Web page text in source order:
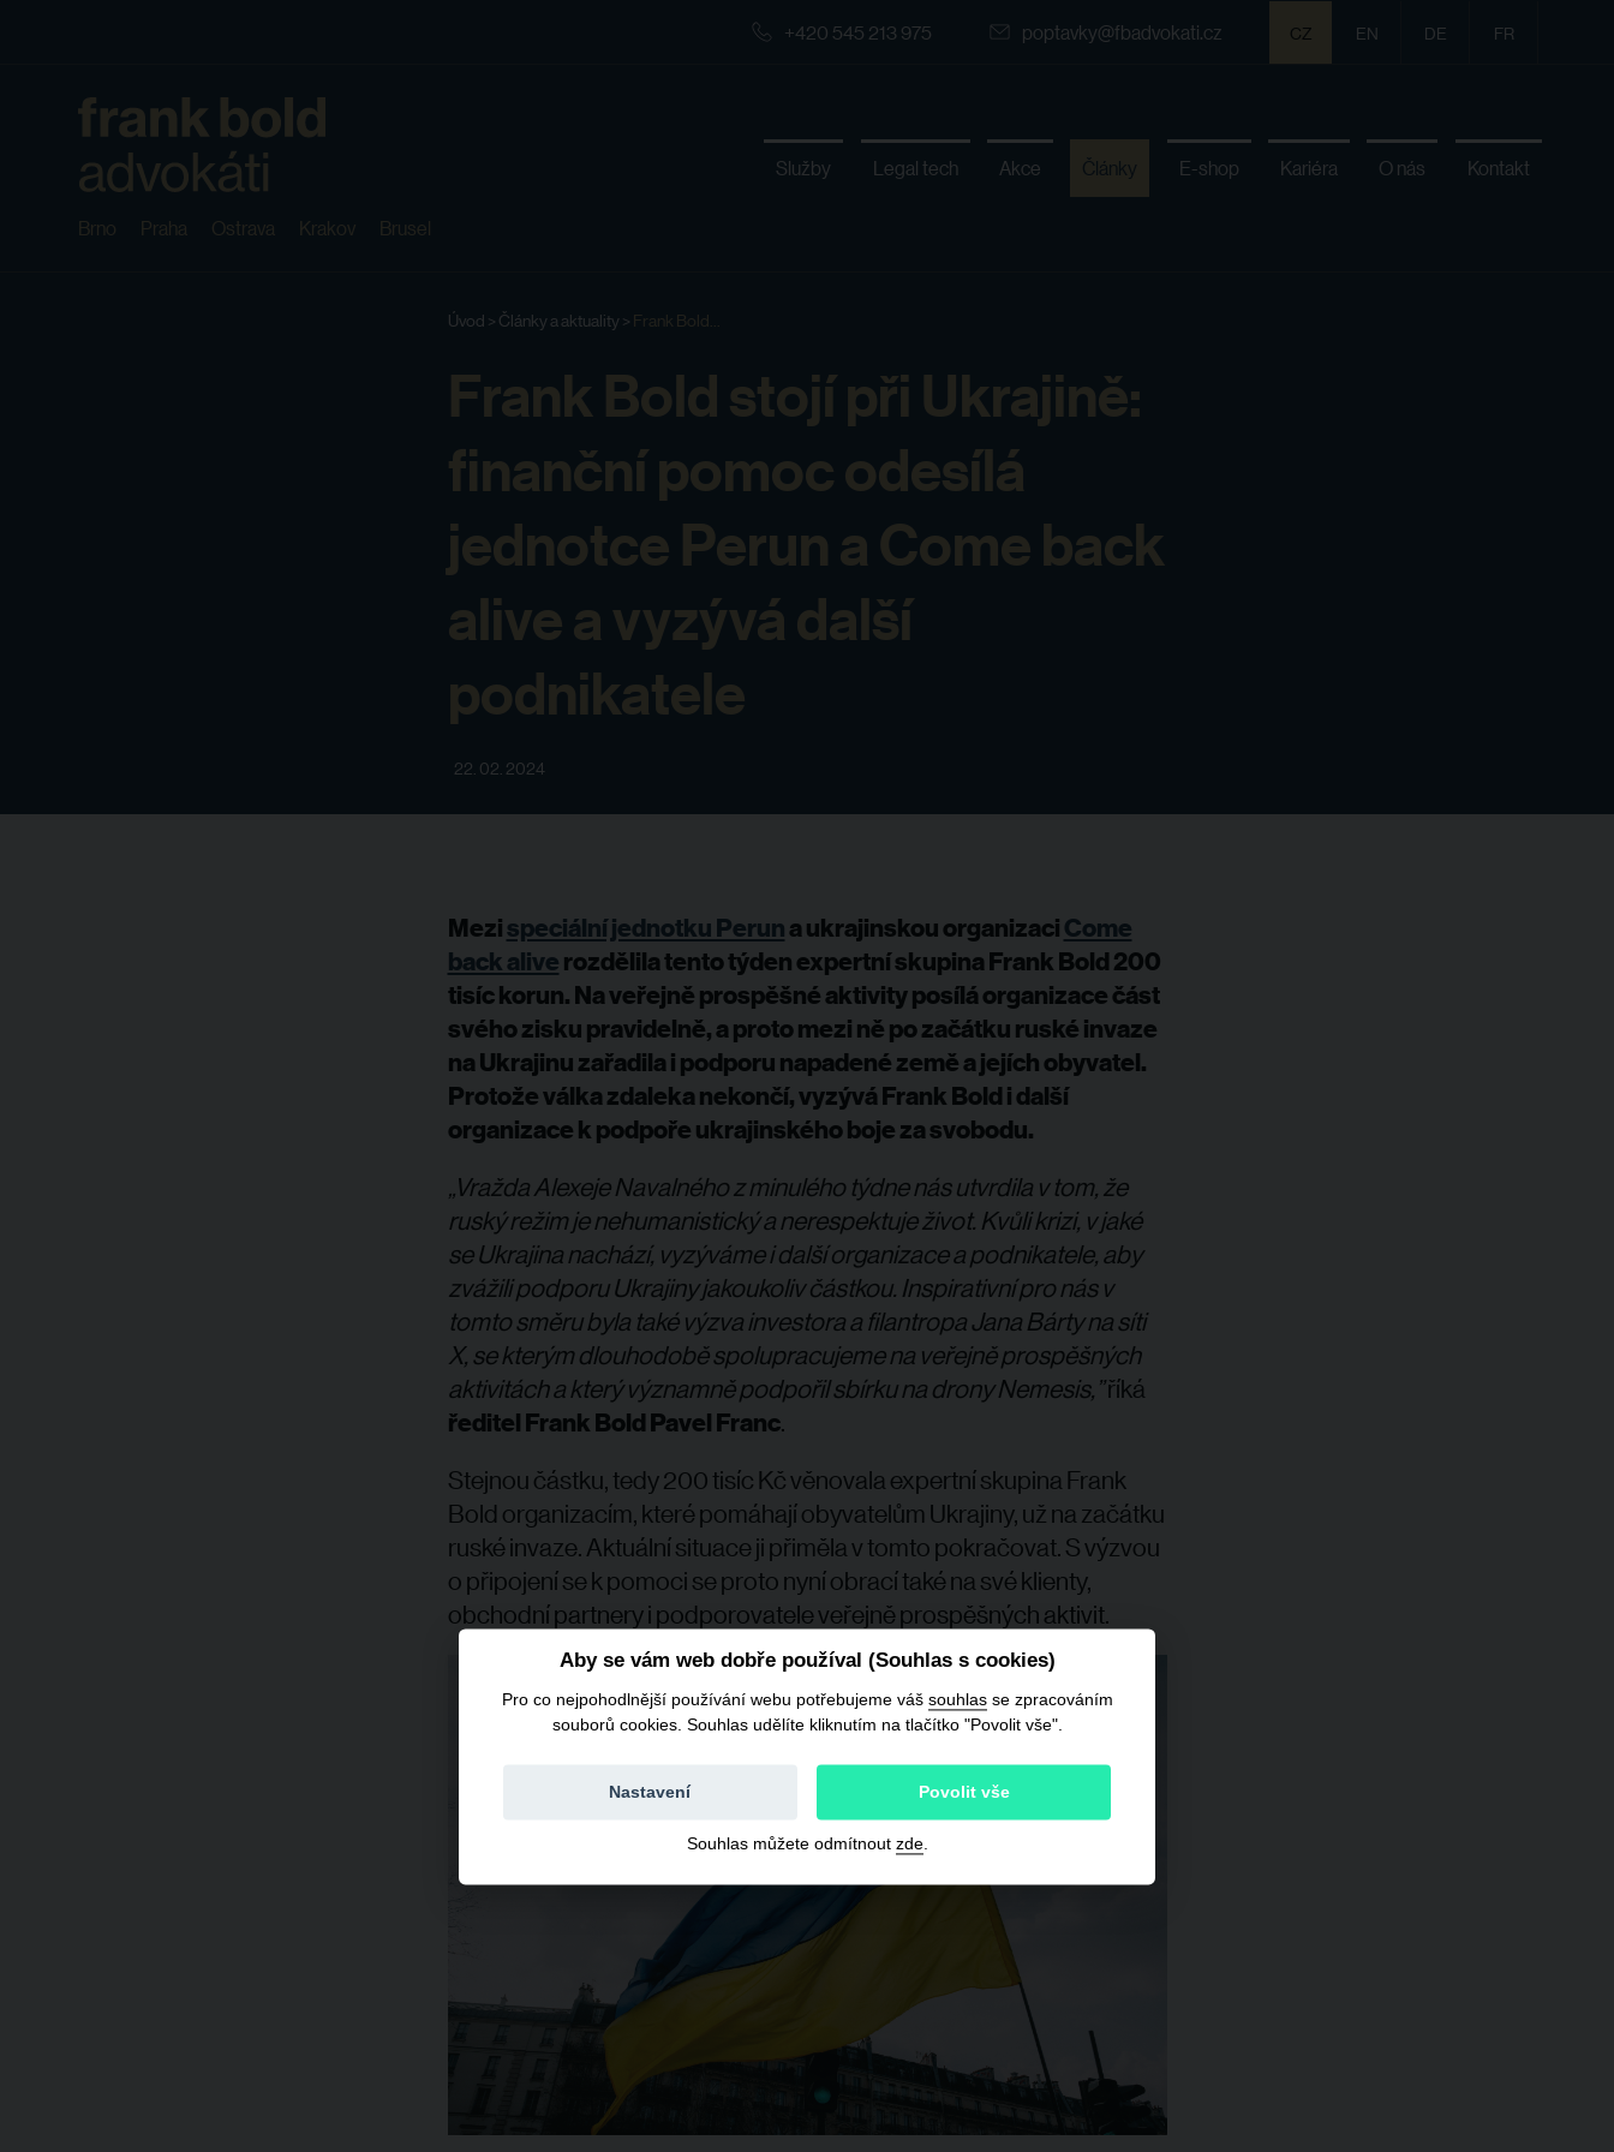
+420 545 213 975 poptavky@fbadvokati.cz CZ EN DE FR
Brno Praha Ostrava Krakov Brusel
Služby Legal tech Akce Články E-shop Kariéra O nás Kontakt
Úvod > Články a aktuality > Frank Bold...
Frank Bold stojí při Ukrajině:
finanční pomoc odesílá
jednotce Perun a Come back
alive a vyzývá další
podnikatele
22. 02. 2024
Mezispeciální jednotku Peruna ukrajinskou organizaciCome
back aliverozdělila tento týden expertní skupina Frank Bold 200
tisíc korun. Na veřejně prospěšné aktivity posílá organizace část
svého zisku pravidelně, a proto mezi ně po začátku ruské invaze
na Ukrajinu zařadila i podporu napadené země a jejích obyvatel.
Protože válka zdaleka nekončí, vyzývá Frank Bold i další
organizace k podpoře ukrajinského boje za svobodu.
„Vražda Alexeje Navalného z minulého týdne nás utvrdila v tom, že
ruský režim je nehumanistický a nerespektuje život. Kvůli krizi, v jaké
se Ukrajina nachází, vyzýváme i další organizace a podnikatele, aby
zvážili podporu Ukrajiny jakoukoliv částkou. Inspirativní pro nás v
tomto směru byla také výzva investora a filantropa Jana Bárty na síti
X, se kterým dlouhodobě spolupracujeme na veřejně prospěšných
aktivitách a který významně podpořil sbírku na drony Nemesis,”říká
ředitel Frank Bold Pavel Franc.
Stejnou částku, tedy 200 tisíc Kč věnovala expertní skupina Frank
Bold organizacím, které pomáhají obyvatelům Ukrajiny, už na začátku
ruské invaze. Aktuální situace ji přiměla v tomto pokračovat. S výzvou
o připojení se k pomoci se proto nyní obrací také na své klienty,
obchodní partnery i podporovatele veřejně prospěšných aktivit.
Aby se vám web dobře používal (Souhlas s cookies)
Pro co nejpohodlnější používání webu potřebujeme váš souhlasse zpracováním
souborů cookies. Souhlas udělíte kliknutím na tlačítko "Povolit vše".
Povolit vše
Nastavení
Souhlas můžete odmítnout zde.